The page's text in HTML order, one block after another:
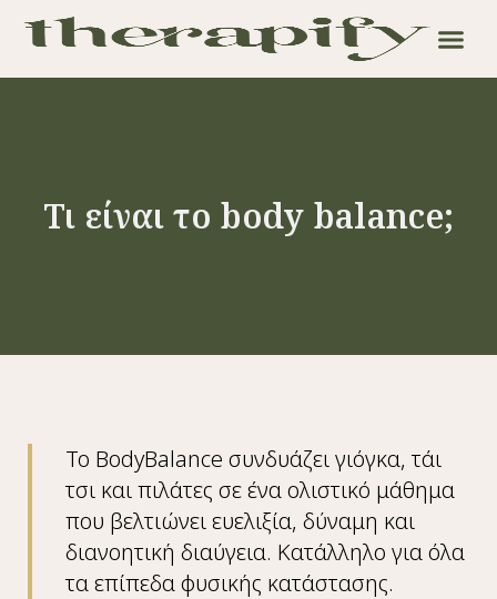
Τι είναι το body balance;
Το BodyBalance συνδυάζει γιόγκα, τάι
τσι και πιλάτες σε ένα ολιστικό μάθημα
που βελτιώνει ευελιξία, δύναμη και
διανοητική διαύγεια. Κατάλληλο για όλα
τα επίπεδα φυσικής κατάστασης.